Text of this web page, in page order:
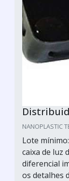
NANOPLASTIC
Lote
caixa de luz
diferencial
os detalhes